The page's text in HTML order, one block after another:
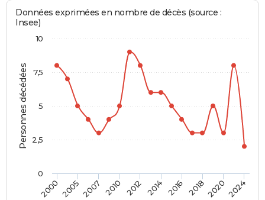
Personnes décédées
Données exprimées en nombre de décès (source :
Insee)
2000 20052007 2010 2012 2014 2016 201820202024
0
10
2,5
5
7,5